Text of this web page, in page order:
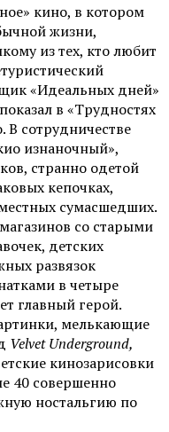
кино, в котором
жизни,
из тех, кто любит
«Идеальных дней»
в «Трудностях
В сотрудничестве
изнаночный»,
странно одетой
кепочках,
сумасшедших.
со старыми
детских
развязок
в четыре
главный герой.
мелькающие
Velvet Underground,
кинозарисовки
40 совершенно
ностальгию по